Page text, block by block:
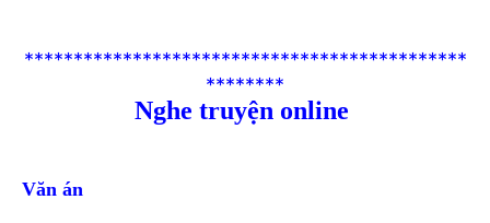
*********************************************
********
Nghe truyện online
Văn án